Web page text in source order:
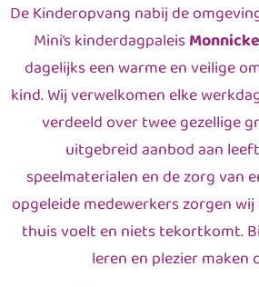
De Kinderopvang nabij de
Mini’s kinderdagpaleis
dagelijks een warme en veilige
kind. Wij verwelkomen elke
verdeeld over twee gezellige
uitgebreid aanbod aan
speelmaterialen en de zorg van
opgeleide medewerkers zorgen
thuis voelt en niets tekortkomt.
leren en plezier maken